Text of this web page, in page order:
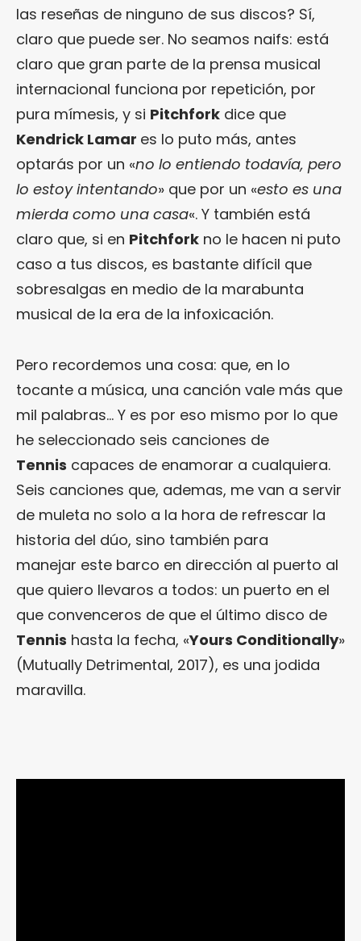
las reseñas de ninguno de sus discos? Sí,
claro que puede ser. No seamos naifs: está
claro que gran parte de la prensa musical
internacional funciona por repetición, por
pura mímesis, y si Pitchfork dice que
Kendrick Lamar es lo puto más, antes
optarás por un «no lo entiendo todavía, pero
lo estoy intentando» que por un «esto es una
mierda como una casa«. Y también está
claro que, si en Pitchfork no le hacen ni puto
caso a tus discos, es bastante difícil que
sobresalgas en medio de la marabunta
musical de la era de la infoxicación.
Pero recordemos una cosa: que, en lo
tocante a música, una canción vale más que
mil palabras… Y es por eso mismo por lo que
he seleccionado seis canciones de
Tennis capaces de enamorar a cualquiera.
Seis canciones que, ademas, me van a servir
de muleta no solo a la hora de refrescar la
historia del dúo, sino también para
manejar este barco en dirección al puerto al
que quiero llevaros a todos: un puerto en el
que convenceros de que el último disco de
Tennis hasta la fecha, «Yours Conditionally»
(Mutually Detrimental, 2017), es una jodida
maravilla.